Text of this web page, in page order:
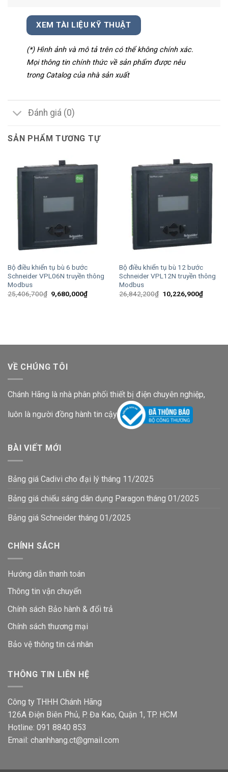
XEM TÀI LIỆU KỸ THUẬT
(*) Hình ảnh và mô tả trên có thể không chính xác.
Mọi thông tin chính thức về sản phẩm được nêu
trong Catalog của nhà sản xuất
Đánh giá (0)
SẢN PHẨM TƯƠNG TỰ
Bộ điều khiển tụ bù 6 bước
Schneider VPL06N truyền thông
Modbus
25,406,700₫ Giá
gốc
9,680,000₫Giá
hiện
Bộ điều khiển tụ bù 12 bước
Schneider VPL12N truyền thông
Modbus
26,842,200₫ Giá
gốc
10,226,900₫Giá
hiện
VỀ CHÚNG TÔI
Chánh Hãng là nhà phân phối thiết bị điện chuyên nghiệp,
luôn là người đồng hành tin cậy
BÀI VIẾT MỚI
Bảng giá Cadivi cho đại lý tháng 11/2025
Bảng giá chiếu sáng dân dụng Paragon tháng 01/2025
Bảng giá Schneider tháng 01/2025
CHÍNH SÁCH
Hướng dẫn thanh toán
Thông tin vận chuyển
Chính sách Bảo hành & đổi trả
Chính sách thương mại
Bảo vệ thông tin cá nhân
THÔNG TIN LIÊN HỆ
Công ty THHH Chánh Hãng
126A Điện Biên Phủ, P. Đa Kao, Quận 1, TP. HCM
Hotline: 091 8840 853
Email: chanhhang.ct@gmail.com